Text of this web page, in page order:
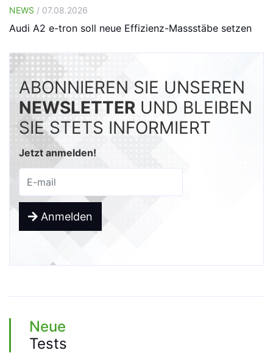
NEWS / 07.08.2026
Audi A2 e-tron soll neue Effizienz-Massstäbe setzen
ABONNIEREN SIE UNSEREN
NEWSLETTER UND BLEIBEN
SIE STETS INFORMIERT
Jetzt anmelden!
Anmelden
Neue
Tests